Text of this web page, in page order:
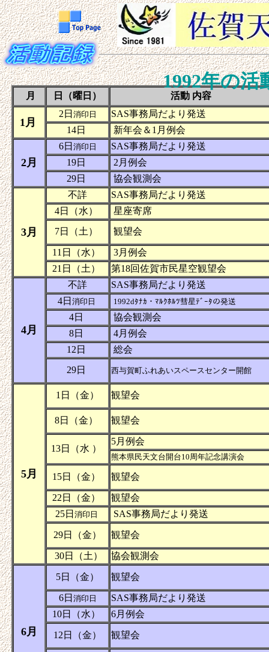
月 日（曜日） 活動 内容
1月
2日 消印日
SAS事務局だより発送
14日
新年会＆1月例会
2月
6日 消印日
SAS事務局だより発送
19日
2月例会
29日
協会観測会
3月
不詳
SAS事務局だより発送
4日（水）
星座寄席
7日（土）
観望会
11日（水）
3月例会
21日（土）
第18回佐賀市民星空観望会
4月
不詳
SAS事務局だより発送
4日 消印日 1992dﾀﾅｶ・ﾏﾙｸﾎﾙﾂ彗星ﾃﾞｰﾀの発送
4日
協会観測会
8日
4月例会
12日
総会
29日
西与賀町ふれあいスペースセンター開館
5月
1日（金） 観望会
8日（金） 観望会
13日（水 ）
5月例会
熊本県民天文台開台10周年記念講演会
15日（金） 観望会
22日（金）
観望会
25日 消印日 SAS事務局だより発送
29日（金） 観望会
30日（土） 協会観測会
6月
5日（金） 観望会
6日 消印日
SAS事務局だより発送
10日（水）
6月例会
12日（金） 観望会
1992年の活